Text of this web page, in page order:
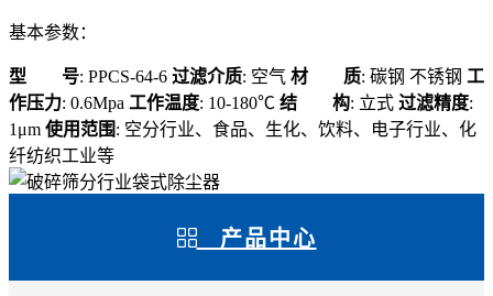
基本参数：
型 号: PPCS-64-6 过滤介质: 空气 材 质: 碳钢 不锈钢 工
作压力: 0.6Mpa 工作温度: 10-180℃ 结 构: 立式 过滤精度:
1μm 使用范围: 空分行业、食品、生化、饮料、电子行业、化
纤纺织工业等
产品中心